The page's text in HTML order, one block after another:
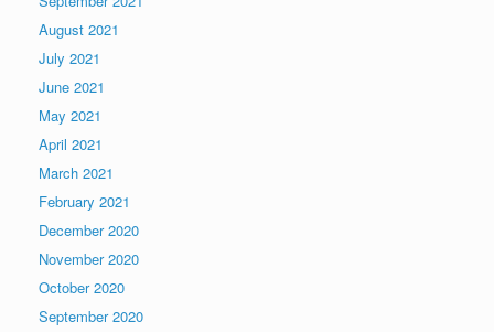
August 2021
July 2021
June 2021
May 2021
April 2021
March 2021
February 2021
December 2020
November 2020
October 2020
September 2020